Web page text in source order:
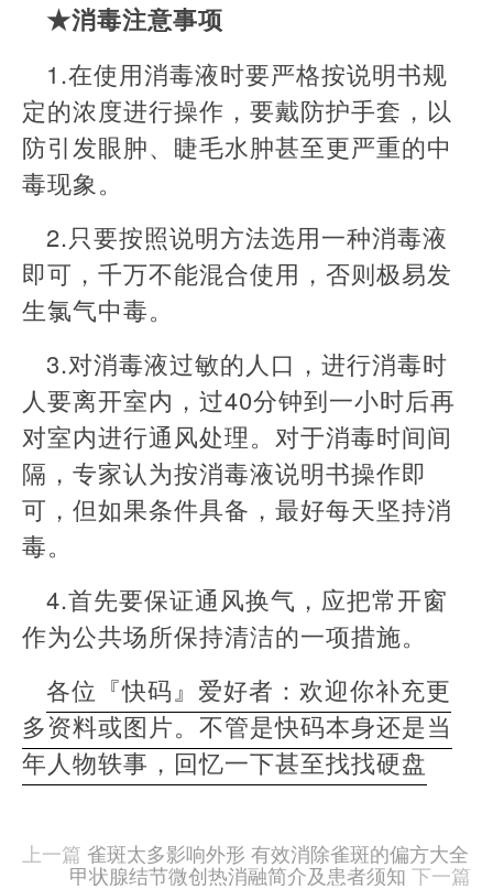
★消毒注意事项
1.在使用消毒液时要严格按说明书规
定的浓度进行操作，要戴防护手套，以
防引发眼肿、睫毛水肿甚至更严重的中
毒现象。
2.只要按照说明方法选用一种消毒液
即可，千万不能混合使用，否则极易发
生氯气中毒。
3.对消毒液过敏的人口，进行消毒时
人要离开室内，过40分钟到一小时后再
对室内进行通风处理。对于消毒时间间
隔，专家认为按消毒液说明书操作即
可，但如果条件具备，最好每天坚持消
毒。
4.首先要保证通风换气，应把常开窗
作为公共场所保持清洁的一项措施。
各位『快码』爱好者：欢迎你补充更
多资料或图片。不管是快码本身还是当
年人物轶事，回忆一下甚至找找硬盘
由
羊
上一篇 雀斑太多影响外形 有效消除雀斑的偏方大全
甲状腺结节微创热消融简介及患者须知 下一篇